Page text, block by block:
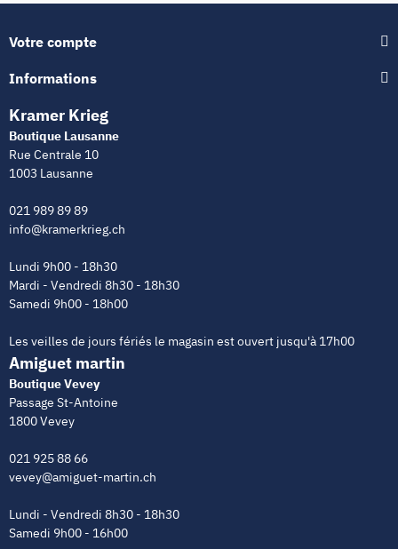
Votre compte
Informations
Kramer Krieg
Boutique Lausanne
Rue Centrale 10
1003 Lausanne
021 989 89 89
info@kramerkrieg.ch
Lundi 9h00 - 18h30
Mardi - Vendredi 8h30 - 18h30
Samedi 9h00 - 18h00
Les veilles de jours fériés le magasin est ouvert jusqu'à 17h00
Amiguet martin
Boutique Vevey
Passage St-Antoine
1800 Vevey
021 925 88 66
vevey@amiguet-martin.ch
Lundi - Vendredi 8h30 - 18h30
Samedi 9h00 - 16h00